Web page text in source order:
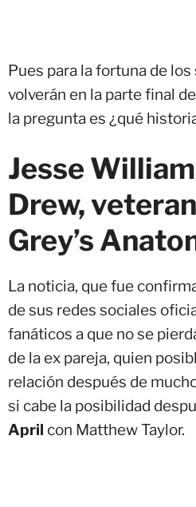
Pues para la fortuna de los
volverán en la parte final
la pregunta es ¿qué
Jesse
Drew,
Grey’s
La noticia, que fue
de sus redes sociales
fanáticos a que no se
de la ex pareja, quien
relación después de
si cabe la posibilidad
April con Matthew Taylor.